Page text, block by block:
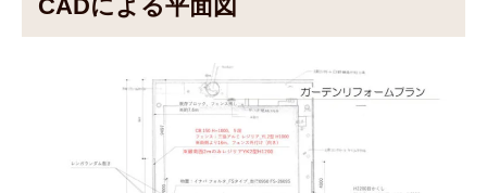
CADによる平面図